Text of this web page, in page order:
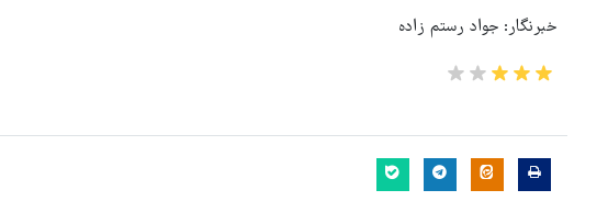
خبرنگار: جواد رستم زاده